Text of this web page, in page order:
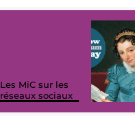
Les MiC sur les
réseaux sociaux